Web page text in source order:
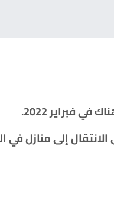
من العمر 60 عاماً، اللاجئين على الانتقال